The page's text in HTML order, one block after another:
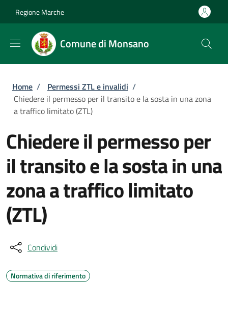
Regione Marche
Comune di Monsano
Briciole di pane
Home / Permessi ZTL e invalidi /
Chiedere il permesso per il transito e la sosta in una zona
a traffico limitato (ZTL)
Chiedere il permesso per
il transito e la sosta in una
zona a traffico limitato
(ZTL)
Condividi
Normativa di riferimento